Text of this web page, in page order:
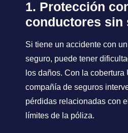
1. Protección
conductores sin
Si tiene un accidente con
seguro, puede tener
los daños. Con la cobertura
compañía de seguros
pérdidas relacionadas con
límites de la póliza.